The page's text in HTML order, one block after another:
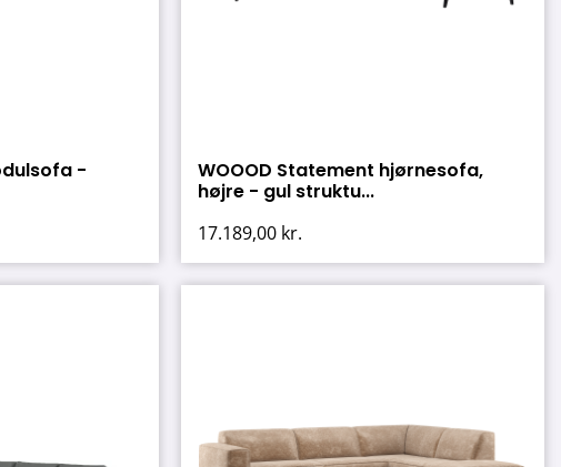
-
WOOOD Statement hjørnesofa,
højre - gul struktu...
17.189,00 kr.